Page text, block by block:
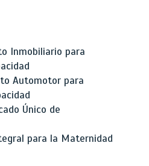
Inmobiliario para
Automotor para
Único de
para la Maternidad